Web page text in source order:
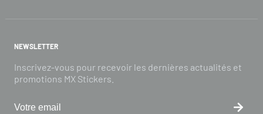
NEWSLETTER
Inscrivez-vous pour recevoir les dernières actualités et
promotions MX Stickers.